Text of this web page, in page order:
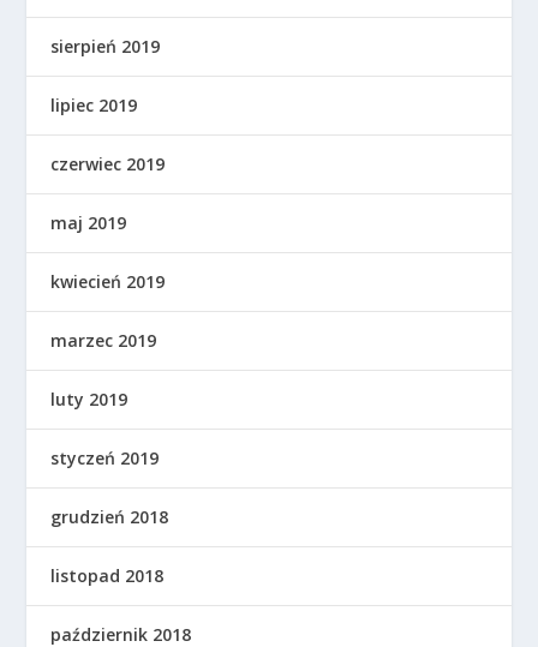
sierpień 2019
lipiec 2019
czerwiec 2019
maj 2019
kwiecień 2019
marzec 2019
luty 2019
styczeń 2019
grudzień 2018
listopad 2018
październik 2018